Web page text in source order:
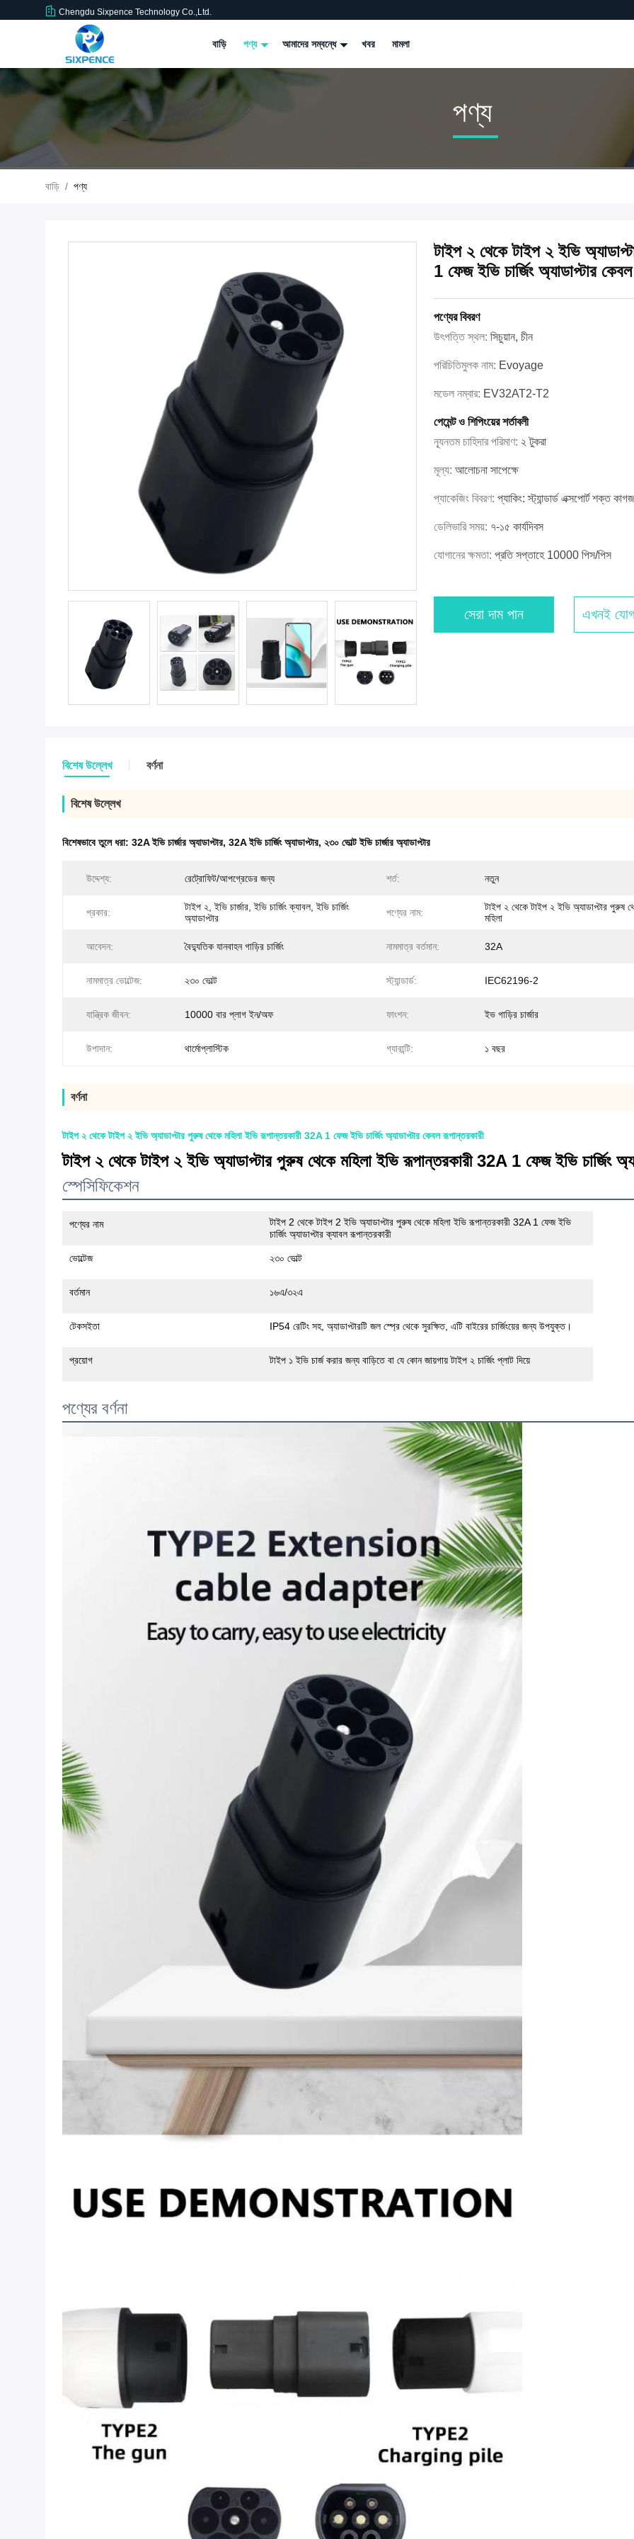
Chengdu Sixpence Technology Co.,Ltd.
বাড়ি পণ্য আমাদের সম্বন্ধে খবর মামলা
পণ্য
বাড়ি / পণ্য
টাইপ ২ থেকে টাইপ ২ ইভি
1 ফেজ ইভি চার্জিং অ্যাডাপ্টার
পণ্যের বিবরণ
উৎপত্তি স্থল: সিচুয়ান, চীন
পরিচিতিমুলক নাম: Evoyage
মডেল নম্বার: EV32AT2-T2
পেমেন্ট ও শিপিংয়ের শর্তাবলী
ন্যূনতম চাহিদার পরিমাণ: ২ টুকরা
মূল্য: আলোচনা সাপেক্ষে
প্যাকেজিং বিবরণ: প্যাকিং: স্ট্যান্ডার্ড এক্সপোর্ট শক্ত কাগজ
ডেলিভারি সময়: ৭-১৫ কার্যদিবস
যোগানের ক্ষমতা: প্রতি সপ্তাহে 10000 পিস/পিস
সেরা দাম পান এখনই
বিশেষ উল্লেখ বর্ণনা
বিশেষ উল্লেখ
বিশেষভাবে তুলে ধরা: 32A ইভি চার্জার অ্যাডাপ্টার, 32A ইভি চার্জিং অ্যাডাপ্টার, ২৩০ ভোল্ট ইভি চার্জার অ্যাডাপ্টার
উদ্দেশ্য: রেট্রোফিট/আপগ্রেডের জন্য শর্ত: নতুন
প্রকার:
টাইপ ২, ইভি চার্জার, ইভি চার্জিং ক্যাবল, ইভি চার্জিং
অ্যাডাপ্টার
পণ্যের নাম:
টাইপ ২ থেকে টাইপ ২ ইভি অ্যাডাপ্টার পুরুষ
মহিলা
আবেদন: বৈদ্যুতিক যানবাহন গাড়ির চার্জিং নামমাত্র বর্তমান: 32A
নামমাত্র ভোল্টেজ: ২৩০ ভোল্ট স্ট্যান্ডার্ড: IEC62196-2
যান্ত্রিক জীবন: 10000 বার প্লাগ ইন/অফ ফাংশন: ইভ গাড়ির চার্জার
উপাদান: থার্মোপ্লাস্টিক গ্যারান্টি: ১ বছর
বর্ণনা
টাইপ ২ থেকে টাইপ ২ ইভি অ্যাডাপ্টার পুরুষ থেকে মহিলা ইভি রূপান্তরকারী 32A 1 ফেজ ইভি চার্জিং অ্যাডাপ্টার কেবল রূপান্তরকারী
টাইপ ২ থেকে টাইপ ২ ইভি অ্যাডাপ্টার পুরুষ থেকে মহিলা ইভি রূপান্তরকারী 32A 1 ফেজ ইভি চার্জিং
স্পেসিফিকেশন
পণ্যের নাম
টাইপ 2 থেকে টাইপ 2 ইভি অ্যাডাপ্টার পুরুষ থেকে মহিলা ইভি রূপান্তরকারী 32A 1 ফেজ ইভি
চার্জিং অ্যাডাপ্টার ক্যাবল রূপান্তরকারী
ভোল্টেজ ২৩০ ভোল্ট
বর্তমান ১৬এ/৩২এ
টেকসইতা IP54 রেটিং সহ, অ্যাডাপ্টারটি জল স্প্রে থেকে সুরক্ষিত, এটি বাইরের চার্জিংয়ের জন্য উপযুক্ত।
প্রয়োগ টাইপ ১ ইভি চার্জ করার জন্য বাড়িতে বা যে কোন জায়গায় টাইপ ২ চার্জিং প্লাট দিয়ে
পণ্যের বর্ণনা